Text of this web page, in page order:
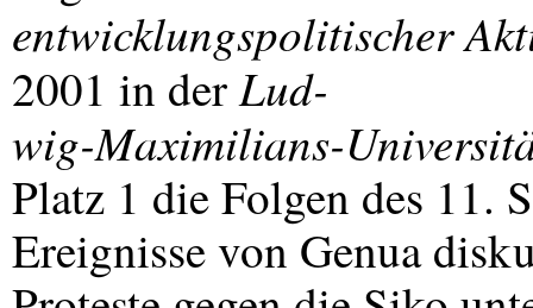
entwicklungspolitischer
2001 in derLud-
wig-Maximilians-
Platz 1 die Folgen des 11.
Ereignisse von Genua